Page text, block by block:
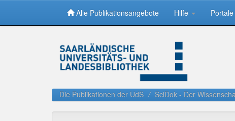
Alle Publikationsangebote Hilfe Portale
Die Publikationen der UdS SciDok - Der